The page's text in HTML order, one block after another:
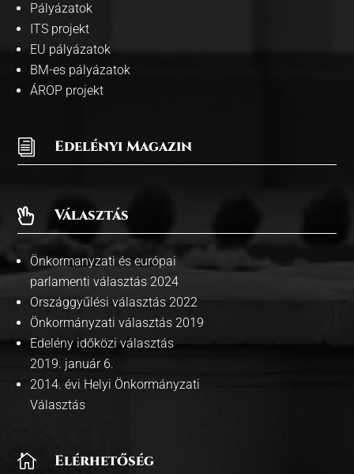
Pályázatok
ITS projekt
EU pályázatok
BM-es pályázatok
ÁROP projekt
i Edelényi Magazin
 Választás
Önkormanyzati és európai
parlamenti választás 2024
Országgyűlési választás 2022
Önkormányzati választás 2019
Edelény időközi választás
2019. január 6.
2014. évi Helyi Önkormányzati
Választás
 Elérhetőség